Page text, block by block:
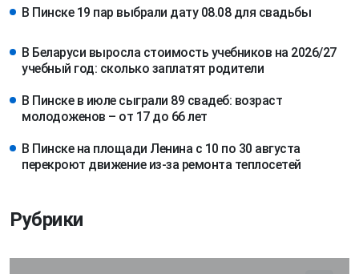
В Пинске 19 пар выбрали дату 08.08 для свадьбы
В Беларуси выросла стоимость учебников на 2026/27
учебный год: сколько заплатят родители
В Пинске в июле сыграли 89 свадеб: возраст
молодоженов – от 17 до 66 лет
В Пинске на площади Ленина с 10 по 30 августа
перекроют движение из-за ремонта теплосетей
Рубрики